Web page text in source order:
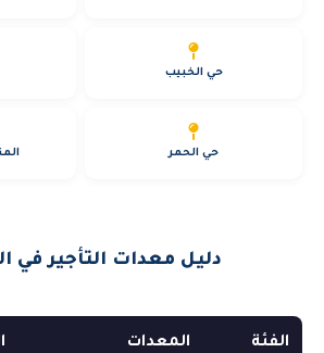
حي الخبيب
حي الحمر
دليل معدات التأجير في
الفئة المعدات